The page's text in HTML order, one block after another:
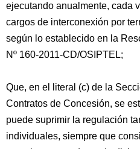
ejecutando anualmente, cada
cargos de interconexión por
según lo establecido en la
Nº 160-2011-CD/OSIPTEL;
Que, en el literal (c) de la
Contratos de Concesión, se
puede suprimir la regulación
individuales, siempre que